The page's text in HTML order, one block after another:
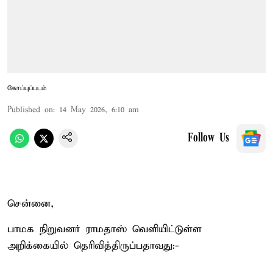
கோப்புப்படம்
Published on: 14 May 2026, 6:10 am
Follow Us
சென்னை,
பாமக நிறுவனர் ராமதாஸ் வெளியிட்டுள்ள
அறிக்கையில் தெரிவித்திருப்பதாவது:-